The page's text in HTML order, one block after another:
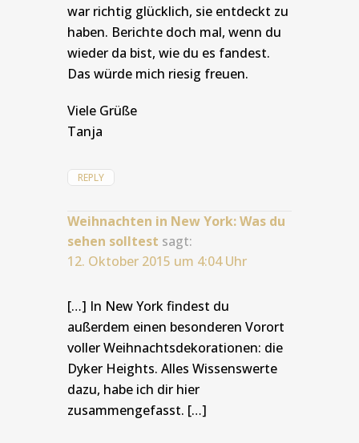
war richtig glücklich, sie entdeckt zu
haben. Berichte doch mal, wenn du
wieder da bist, wie du es fandest.
Das würde mich riesig freuen.
Viele Grüße
Tanja
REPLY
Weihnachten in New York: Was du
sehen solltest sagt:
12. Oktober 2015 um 4:04 Uhr
[…] In New York findest du
außerdem einen besonderen Vorort
voller Weihnachtsdekorationen: die
Dyker Heights. Alles Wissenswerte
dazu, habe ich dir hier
zusammengefasst. […]